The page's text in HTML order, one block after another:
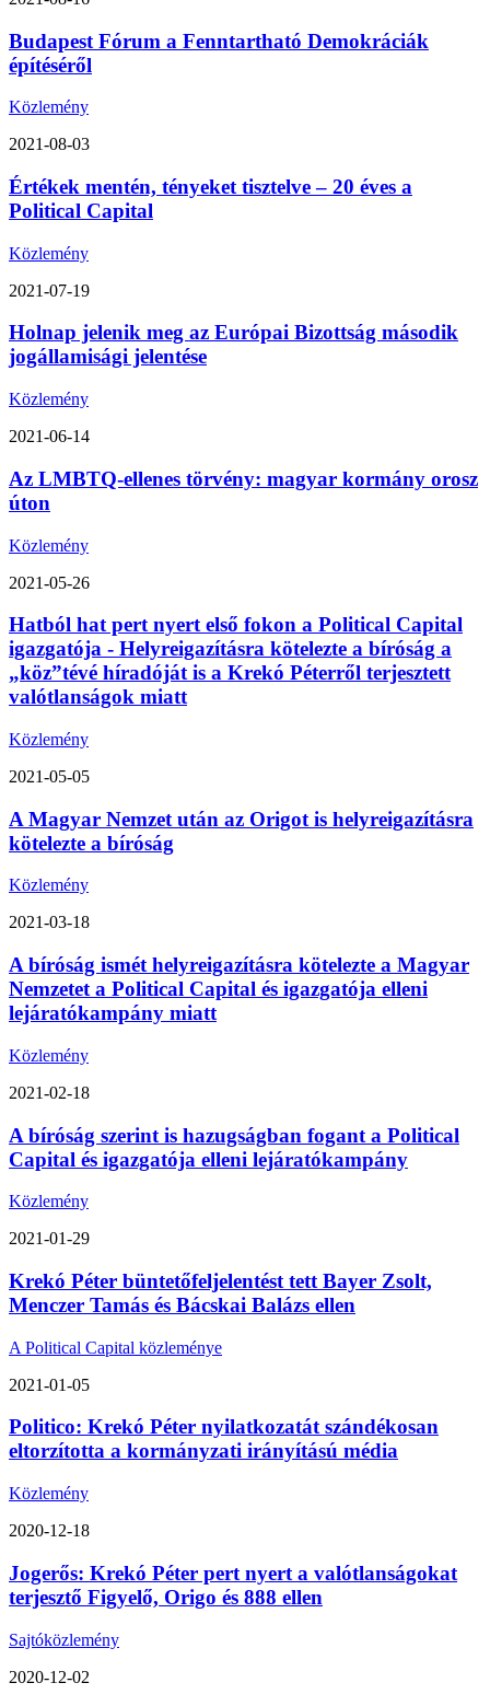
Budapest Fórum a Fenntartható Demokráciák
építéséről
Közlemény
2021-08-03
Értékek mentén, tényeket tisztelve – 20 éves a
Political Capital
Közlemény
2021-07-19
Holnap jelenik meg az Európai Bizottság második
jogállamisági jelentése
Közlemény
2021-06-14
Az LMBTQ-ellenes törvény: magyar kormány orosz
úton
Közlemény
2021-05-26
Hatból hat pert nyert első fokon a Political Capital
igazgatója - Helyreigazításra kötelezte a bíróság a
„köz”tévé híradóját is a Krekó Péterről terjesztett
valótlanságok miatt
Közlemény
2021-05-05
A Magyar Nemzet után az Origot is helyreigazításra
kötelezte a bíróság
Közlemény
2021-03-18
A bíróság ismét helyreigazításra kötelezte a Magyar
Nemzetet a Political Capital és igazgatója elleni
lejáratókampány miatt
Közlemény
2021-02-18
A bíróság szerint is hazugságban fogant a Political
Capital és igazgatója elleni lejáratókampány
Közlemény
2021-01-29
Krekó Péter büntetőfeljelentést tett Bayer Zsolt,
Menczer Tamás és Bácskai Balázs ellen
A Political Capital közleménye
2021-01-05
Politico: Krekó Péter nyilatkozatát szándékosan
eltorzította a kormányzati irányítású média
Közlemény
2020-12-18
Jogerős: Krekó Péter pert nyert a valótlanságokat
terjesztő Figyelő, Origo és 888 ellen
Sajtóközlemény
2020-12-02